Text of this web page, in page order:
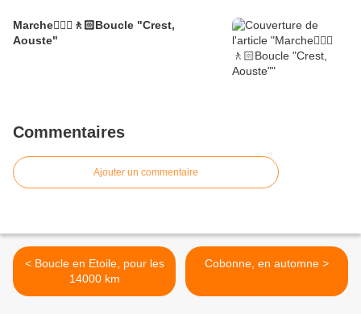
Marche🚶🏼‍♂️🚶🏻Boucle "Crest,
Aouste"
Commentaires
Ajouter un commentaire
< Boucle en Etoile, pour les
14000 km
Cobonne, en automne >